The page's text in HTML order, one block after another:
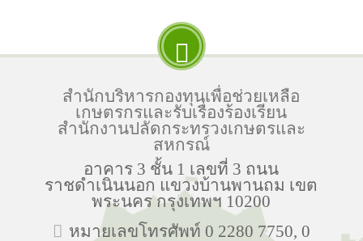
สำนักบริหารกองทุนเพื่อช่วยเหลือ
เกษตรกรและรับเรื่องร้องเรียน
สำนักงานปลัดกระทรวงเกษตรและ
สหกรณ์
อาคาร 3 ชั้น 1 เลขที่ 3 ถนน
ราชดำเนินนอก แขวงบ้านพานถม เขต
พระนคร กรุงเทพฯ 10200
หมายเลขโทรศัพท์ 0 2280 7750, 0